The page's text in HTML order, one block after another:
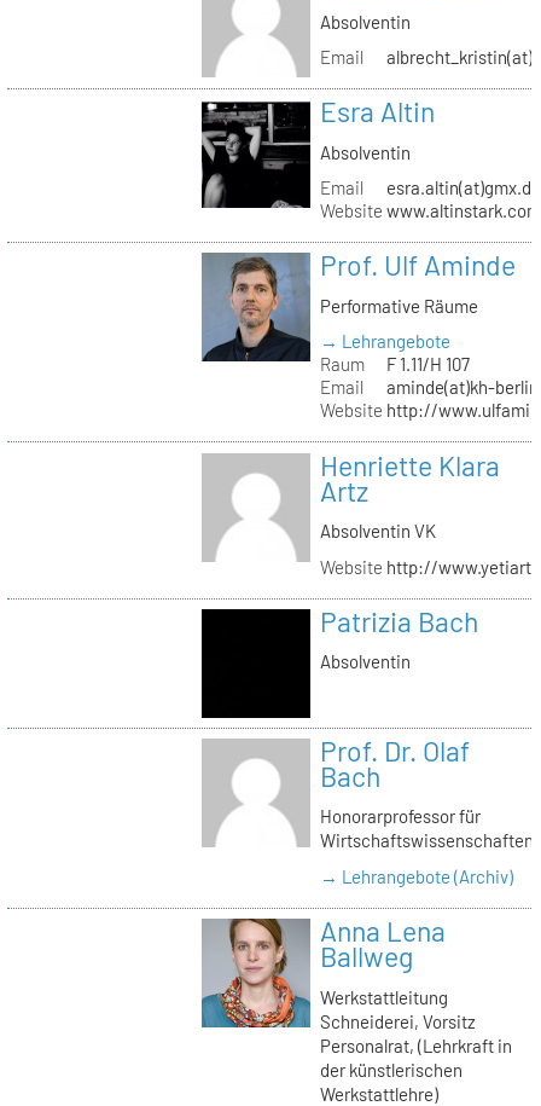
Absolventin
Email
Esra Altin
Absolventin
Email
esra.altin(at)gmx.de
Website www.altinstark.com
Prof. Ulf Aminde
Performative Räume
→ Lehrangebote
Raum
F 1.11/H 107
Email
aminde(at)kh-
Website http://
Henriette Klara
Artz
Absolventin VK
Website http://
Patrizia Bach
Absolventin
Prof. Dr. Olaf
Bach
Honorarprofessor für
Wirtschaftswissenschaften
→ Lehrangebote (Archiv)
Anna Lena
Ballweg
Werkstattleitung
Schneiderei, Vorsitz
Personalrat, (Lehrkraft in
der künstlerischen
Werkstattlehre)